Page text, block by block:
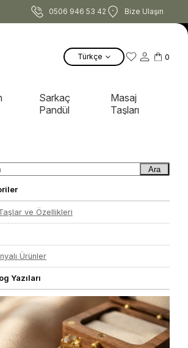
0506 946 53 42 Bize Ulaşın
Türkçe 0
Sarkaç
Pandül
Masaj
Taşları
Ara
ve Özellikleri
Ürünler
Yazıları